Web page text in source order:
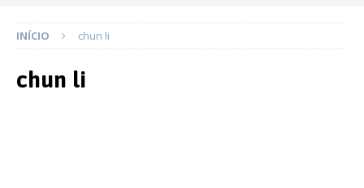
INÍCIO chun li
chun li